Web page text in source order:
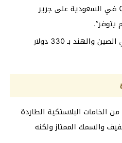
سعر جوال Oppo A93 في السعودية على جرير
يتوفر”.
سعر العدة عالميا في الصين والهند بـ 330 دولار
الخامات البلاستكية الطاردة
والسمك الممتاز ولكنه